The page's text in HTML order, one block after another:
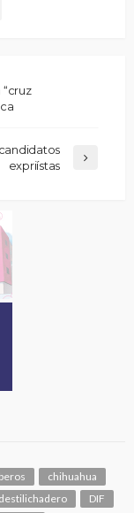
expriístas
chihuahua
destilichadero
DIF